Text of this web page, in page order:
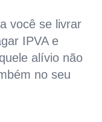
você se livrar
IPVA e
alívio não
no seu